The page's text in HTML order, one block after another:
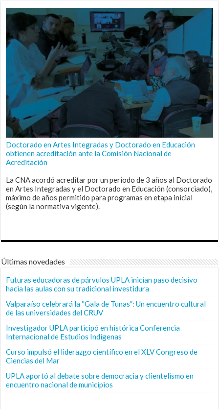
Doctorado en Artes Integradas y Doctorado en Educación
obtienen acreditación ante la Comisión Nacional de
Acreditación
La CNA acordó acreditar por un periodo de 3 años al Doctorado
en Artes Integradas y el Doctorado en Educación (consorciado),
máximo de años permitido para programas en etapa inicial
(según la normativa vigente).
Últimas novedades
Futuras educadoras de párvulos UPLA inician paso decisivo
hacia las aulas con su tradicional investidura
Valparaíso celebrará la “Gala de Tunas”: Un encuentro cultural
de las universidades del CRUV
Investigador UPLA participó en histórica Conferencia
Internacional de Estudios Indígenas
Curso impulsó el liderazgo científico en el XLV Congreso de
Ciencias del Mar
UPLA aportó al debate sobre democracia y clientelismo en
encuentro nacional de municipios